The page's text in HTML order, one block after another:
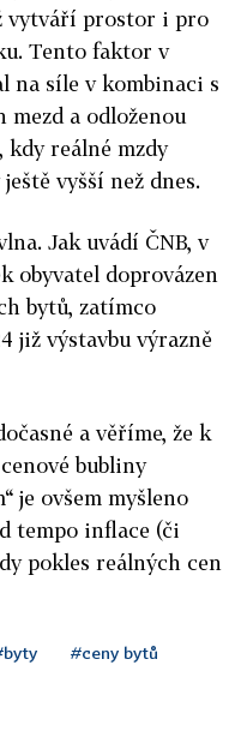
vytváří prostor i pro
Tento faktor v
na síle v kombinaci s
a odloženou
reálné mzdy
vyšší než dnes.
Jak uvádí ČNB, v
obyvatel doprovázen
bytů, zatímco
již výstavbu výrazně
a věříme, že k
bubliny
je ovšem myšleno
tempo inflace (či
pokles reálných cen
#ceny bytů